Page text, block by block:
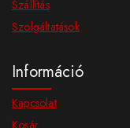
Szállítás
Szolgáltatások
Információ
Kapcsolat